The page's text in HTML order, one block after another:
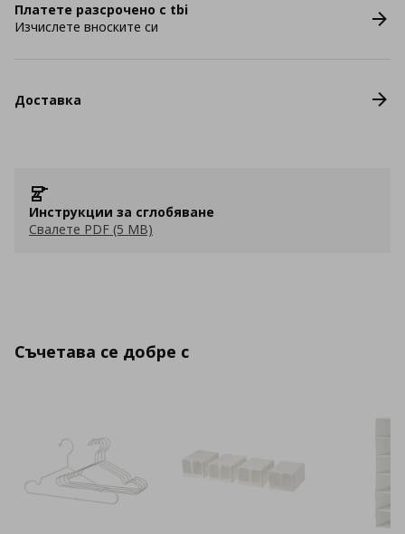
Платете разсрочено с tbi
Изчислете вноските си
Доставка
Инструкции за сглобяване
Свалете PDF (5 MB)
Съчетава се добре с